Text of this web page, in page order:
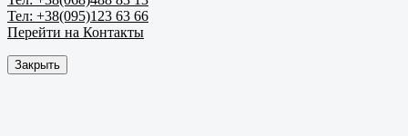
Тел: +38(095)123 63 66
Перейти на Контакты
Закрыть